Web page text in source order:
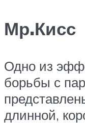
Мр.Кисс
Одно из
борьбы с
длинной,